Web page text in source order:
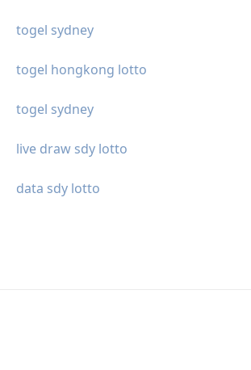
togel sydney
togel hongkong lotto
togel sydney
live draw sdy lotto
data sdy lotto